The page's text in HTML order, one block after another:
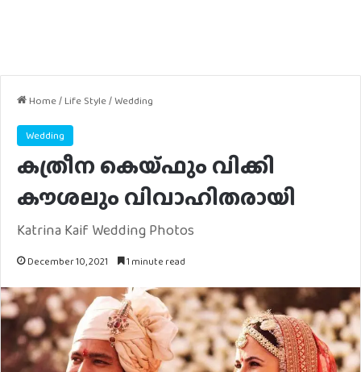
Home/Life Style/Wedding
Wedding
കത്രീന കെയ്​ഫും വിക്കി
കൗശലും വിവാഹിതരായി
Katrina Kaif Wedding Photos
December 10, 2021 1 minute read